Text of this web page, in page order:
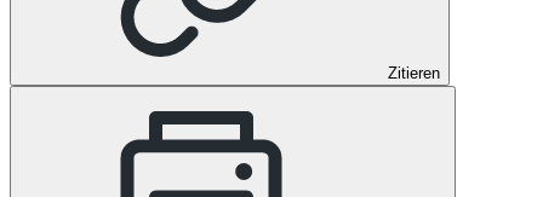
Zitieren